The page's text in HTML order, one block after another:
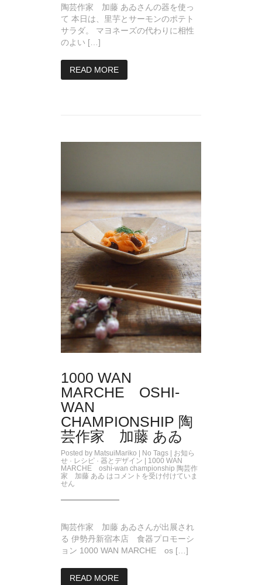
陶芸作家 加藤 あゐさんの器を使っ
て 本日は、里芋とサーモンのポテト
サラダ。 マヨネーズの代わりに相性
のよい […]
READ MORE
1000 WAN
MARCHE OSHI-
WAN
CHAMPIONSHIP 陶
芸作家 加藤 あゐ
Posted by MatsuiMariko | No Tags | お知ら
せ · レシピ · 器とデザイン
1000 WAN
MARCHE oshi-wan championship 陶芸作
家 加藤 あゐ は コメントを受け付けていま
せん
陶芸作家 加藤 あゐさんが出展され
る 伊勢丹新宿本店 食器プロモーシ
ョン 1000 WAN MARCHE os […]
READ MORE